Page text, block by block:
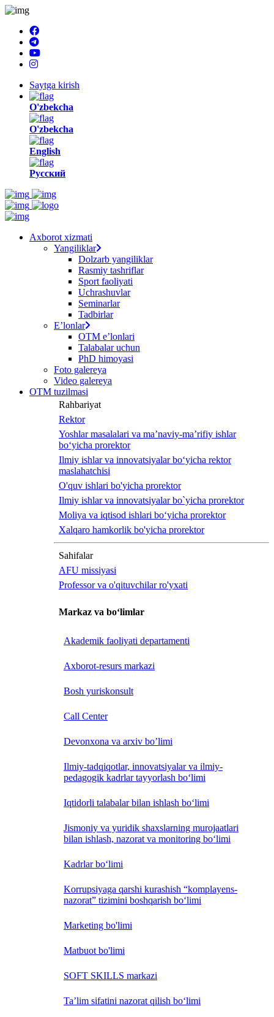
Saytga kirish
O'zbekcha
O'zbekcha
English
Русский
Axborot xizmati
Yangiliklar
Dolzarb yangiliklar
Rasmiy tashriflar
Sport faoliyati
Uchrashuvlar
Seminarlar
Tadbirlar
Eʼlonlar
OTM eʼlonlari
Talabalar uchun
PhD himoyasi
Foto galereya
Video galereya
OTM tuzilmasi
Rahbariyat
Rektor
Yoshlar masalalari va ma’naviy-ma’rifiy ishlar
bo‘yicha prorektor
Ilmiy ishlar va innovatsiyalar bo‘yicha rektor
maslahatchisi
O'quv ishlari bo'yicha prorektor
Ilmiy ishlar va innovatsiyalar bo`yicha prorektor
Moliya va iqtisod ishlari bo‘yicha prorektor
Xalqaro hamkorlik bo'yicha prorektor
Sahifalar
AFU missiyasi
Professor va o'qituvchilar ro'yxati
Markaz va bo‘limlar
Akademik faoliyati departamenti
Axborot-resurs markazi
Bosh yuriskonsult
Call Center
Devonxona va arxiv bo’limi
Ilmiy-tadqiqotlar, innovatsiyalar va ilmiy-
pedagogik kadrlar tayyorlash bo‘limi
Iqtidorli talabalar bilan ishlash bo‘limi
Jismoniy va yuridik shaxslarning murojaatlari
bilan ishlash, nazorat va monitoring bo‘limi
Kadrlar bo‘limi
Korrupsiyaga qarshi kurashish “komplayens-
nazorat” tizimini boshqarish bo‘limi
Marketing bo'limi
Matbuot bo'limi
SOFT SKILLS markazi
Ta’lim sifatini nazorat qilish bo‘limi